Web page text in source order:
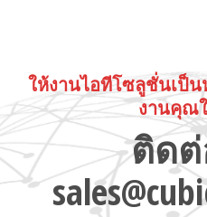
ให้งานไอทีโซลูชั่นเป็
งานคุณ
ติดต่